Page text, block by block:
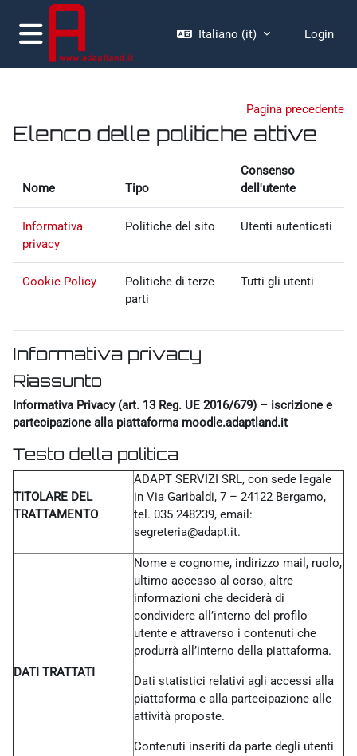
Vai al contenuto principale
Pannello laterale
Italiano ‎(it)‎ Login
Pagina precedente
Elenco delle politiche attive
Nome Tipo
Consenso
dell'utente
Informativa
privacy
Politiche del sito Utenti autenticati
Cookie Policy
Politiche di terze
parti
Tutti gli utenti
Informativa privacy
Riassunto
Informativa Privacy (art. 13 Reg. UE 2016/679) – iscrizione e
partecipazione alla piattaforma moodle.adaptland.it
Testo della politica
TITOLARE DEL
TRATTAMENTO
ADAPT SERVIZI SRL, con sede legale
in Via Garibaldi, 7 – 24122 Bergamo,
tel. 035 248239, email:
segreteria@adapt.it.
DATI TRATTATI
Nome e cognome, indirizzo mail, ruolo,
ultimo accesso al corso, altre
informazioni che deciderà di
condividere all’interno del profilo
utente e attraverso i contenuti che
produrrà all’interno della piattaforma.
Dati statistici relativi agli accessi alla
piattaforma e alla partecipazione alle
attività proposte.
Contenuti inseriti da parte degli utenti